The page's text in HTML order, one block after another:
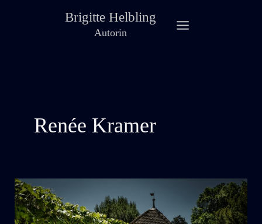
Brigitte Helbling
Autorin
Renée Kramer